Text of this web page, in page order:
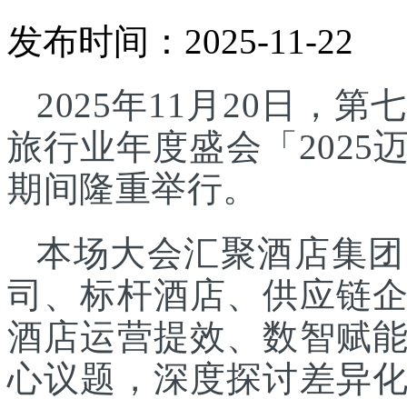
发布时间：2025-11-22
2025年11月20日，第
旅行业年度盛会「2025
期间隆重举行。
本场大会汇聚酒店集
司、标杆酒店、供应链
酒店运营提效、数智赋
心议题，深度探讨差异